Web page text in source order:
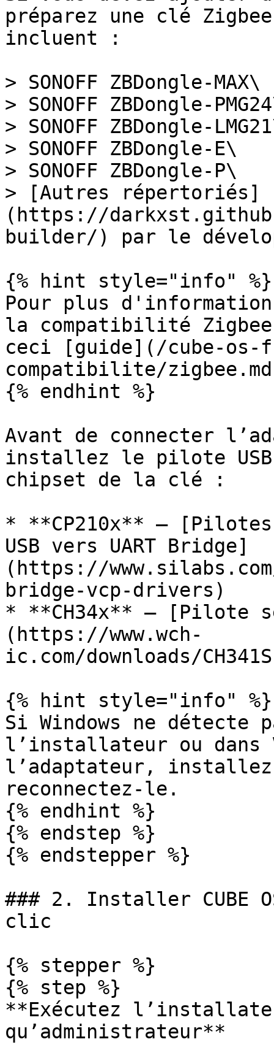
préparez une clé
incluent :
> SONOFF ZBDongle-MAX\
> SONOFF ZBDongle-
> SONOFF ZBDongle-
> SONOFF ZBDongle-E\
> SONOFF ZBDongle-P\
> [Autres répertoriés]
(https://
builder/) par le
{% hint style="info" %}
Pour plus
la compatibilité
ceci [guide](/cube-
compatibilite/
{% endhint %}
Avant de connecter
installez le pilote USB
chipset de la clé :
* **CP210x** — [Pilotes
USB vers UART Bridge]
(https://
bridge-vcp-drivers)
* **CH34x** — [Pilote
(https://www.wch-
ic.com/downloads/
{% hint style="info" %}
Si Windows ne détecte
l’installateur ou dans
l’adaptateur,
reconnectez-le.
{% endhint %}
{% endstep %}
{% endstepper %}
### 2. Installer CUBE
clic
{% stepper %}
{% step %}
**Exécutez
qu’administrateur**